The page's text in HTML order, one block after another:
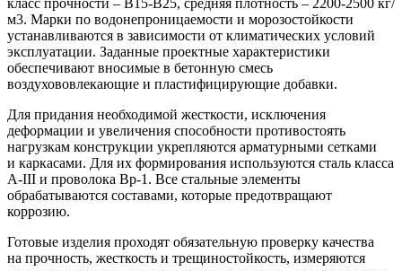
класс прочности – В15-В25, средняя плотность – 2200-2500 кг/
м3. Марки по водонепроницаемости и морозостойкости
устанавливаются в зависимости от климатических условий
эксплуатации. Заданные проектные характеристики
обеспечивают вносимые в бетонную смесь
воздухововлекающие и пластифицирующие добавки.
Для придания необходимой жесткости, исключения
деформации и увеличения способности противостоять
нагрузкам конструкции укрепляются арматурными сетками
и каркасами. Для их формирования используются сталь класса
А-III и проволока Вр-1. Все стальные элементы
обрабатываются составами, которые предотвращают
коррозию.
Готовые изделия проходят обязательную проверку качества
на прочность, жесткость и трещиностойкость, измеряются